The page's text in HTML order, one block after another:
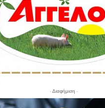
- Διαφήμιση -